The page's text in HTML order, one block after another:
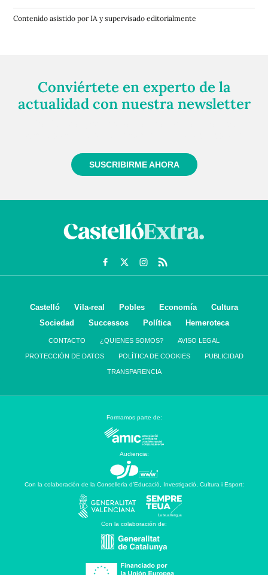
Contenido asistido por IA y supervisado editorialmente
Conviértete en experto de la
actualidad con nuestra newsletter
SUSCRIBIRME AHORA
Castelló Vila-real Pobles Economía
Cultura
Sociedad
Successos Política Hemeroteca
CONTACTO ¿QUIENES SOMOS? AVISO LEGAL
PROTECCIÓN DE DATOS POLÍTICA DE COOKIES PUBLICIDAD
TRANSPARENCIA
Formamos parte de:
Audiencia:
Con la colaboración de la Conselleria d’Educació, Investigació, Cultura i Esport:
Con la colaboración de: